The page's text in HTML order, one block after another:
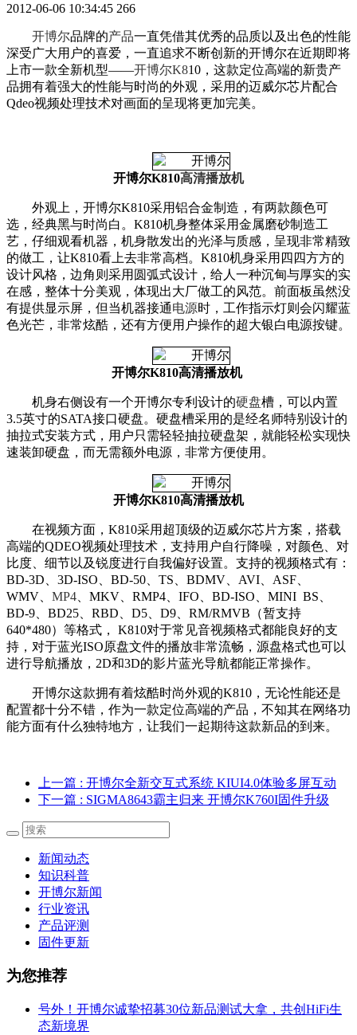
2012-06-06 10:34:45 266
开博尔品牌的产品一直凭借其优秀的品质以及出色的性能
深受广大用户的喜爱，一直追求不断创新的开博尔在近期即将
上市一款全新机型——开博尔K810，这款定位高端的新贵产
品拥有着强大的性能与时尚的外观，采用的迈威尔芯片配合
Qdeo视频处理技术对画面的呈现将更加完美。
开博尔K810高清播放机
外观上，开博尔K810采用铝合金制造，有两款颜色可
选，经典黑与时尚白。K810机身整体采用金属磨砂制造工
艺，仔细观看机器，机身散发出的光泽与质感，呈现非常精致
的做工，让K810看上去非常高档。K810机身采用四四方方的
设计风格，边角则采用圆弧式设计，给人一种沉甸与厚实的实
在感，整体十分美观，体现出大厂做工的风范。前面板虽然没
有提供显示屏，但当机器接通电源时，工作指示灯则会闪耀蓝
色光芒，非常炫酷，还有方便用户操作的超大银白电源按键。
开博尔K810高清播放机
机身右侧设有一个开博尔专利设计的硬盘槽，可以内置
3.5英寸的SATA接口硬盘。硬盘槽采用的是经名师特别设计的
抽拉式安装方式，用户只需轻轻抽拉硬盘架，就能轻松实现快
速装卸硬盘，而无需额外电源，非常方便使用。
开博尔K810高清播放机
在视频方面，K810采用超顶级的迈威尔芯片方案，搭载
高端的QDEO视频处理技术，支持用户自行降噪，对颜色、对
比度、细节以及锐度进行自我偏好设置。支持的视频格式有：
BD-3D、3D-ISO、BD-50、TS、BDMV、AVI、ASF、
WMV、 MP4 、MKV、RMP4、IFO、BD-ISO、MINI BS、
BD-9、BD25、RBD、D5、D9、RM/RMVB（暂支持
640*480）等格式， K810对于常见音视频格式都能良好的支
持，对于蓝光ISO原盘文件的播放非常流畅，源盘格式也可以
进行导航播放，2D和3D的影片蓝光导航都能正常操作。
开博尔这款拥有着炫酷时尚外观的K810，无论性能还是
配置都十分不错，作为一款定位高端的产品，不知其在网络功
能方面有什么独特地方，让我们一起期待这款新品的到来。
上一篇 : 开博尔全新交互式系统 KIUI4.0体验多屏互动
下一篇 : SIGMA8643霸主归来 开博尔K760I固件升级
新闻动态
知识科普
开博尔新闻
行业资讯
产品评测
固件更新
为您推荐
号外！开博尔诚挚招募30位新品测试大拿，共创HiFi生
态新境界